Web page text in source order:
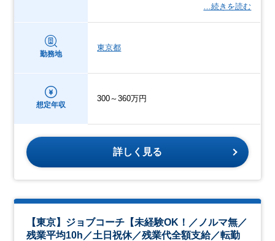
…続きを読む
勤務地
東京都
想定年収
300～360万円
詳しく見る
【東京】ジョブコーチ【未経験OK！／ノルマ無／
残業平均10h／土日祝休／残業代全額支給／転勤